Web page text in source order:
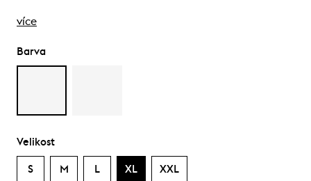
více
Barva
Velikost
S M L XL XXL